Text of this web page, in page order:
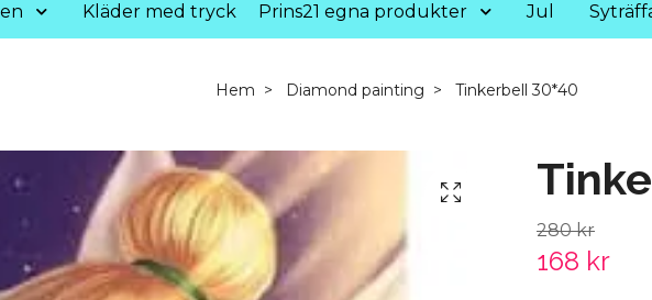
Kläder med tryck Prins21 egna produkter Jul
Hem Diamond painting Tinkerbell 30*40
280 kr
168 kr